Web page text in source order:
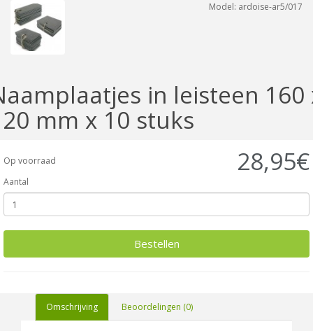
Model: ardoise-ar5/017
in leisteen 160
mm x 10 stuks
Op voorraad 28,95€
Aantal
Bestellen
Omschrijving Beoordelingen (0)